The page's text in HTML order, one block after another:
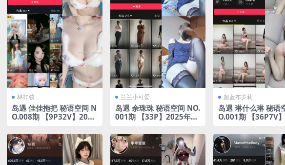
林扣弦
岛遇 佳佳拖把 秘语空间 N
O.008期 【9P32V】2025
兰兰小可爱
岛遇 余珠珠 秘语空间 NO.
001期 【33P】2025年完
超蓝布罗莉
岛遇 琳什么琳 秘语
O.001期 【36P7V